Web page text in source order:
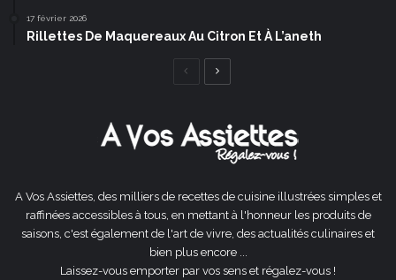
17 février 2026
Rillettes De Maquereaux Au Citron Et À L’aneth
Page
A Vos Assiettes, des milliers de recettes de cuisine illustrées simples et
raffinées accessibles à tous, en mettant à l'honneur les produits de
saisons, c'est également de l'art de vivre, des actualités culinaires et
bien plus encore ...
Laissez-vous emporter par vos sens et régalez-vous !